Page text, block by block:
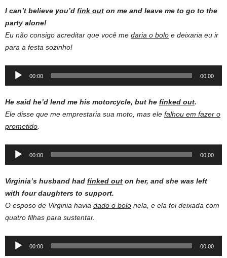
I can’t believe you’d fink out on me and leave me to go to the
party alone!
Eu não consigo acreditar que você me daria o bolo e deixaria eu ir
para a festa sozinho!
Audio
00:00 00:00
He said he’d lend me his motorcycle, but he finked out.
Ele disse que me emprestaria sua moto, mas ele falhou em fazer o
prometido
Audio
00:00 00:00
Virginia’s husband had finked out on her, and she was left
with four daughters to support.
O esposo de Virginia havia dado o bolo nela, e ela foi deixada com
quatro filhas para sustentar.
Audio
00:00 00:00